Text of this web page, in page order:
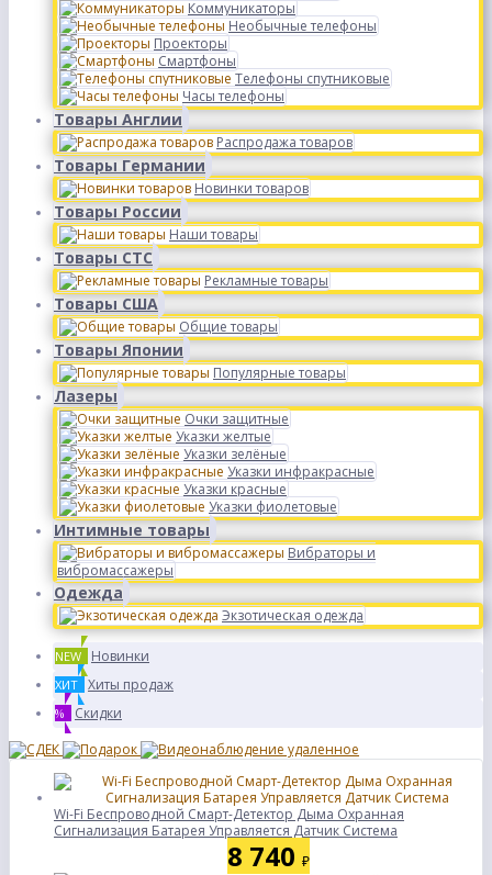
Коммуникаторы
Необычные телефоны
Проекторы
Смартфоны
Телефоны спутниковые
Часы телефоны
Товары Англии
Распродажа товаров
Товары Германии
Новинки товаров
Товары России
Наши товары
Товары СТС
Рекламные товары
Товары США
Общие товары
Товары Японии
Популярные товары
Лазеры
Очки защитные
Указки желтые
Указки зелёные
Указки инфракрасные
Указки красные
Указки фиолетовые
Интимные товары
Вибраторы и
вибромассажеры
Одежда
Экзотическая одежда
NEW Новинки
ХИТ Хиты продаж
% Скидки
Wi-Fi Беспроводной Смарт-Детектор Дыма Охранная
Сигнализация Батарея Управляется Датчик Система
8 740 ₽